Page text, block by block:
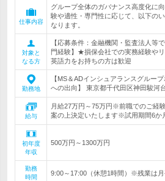
仕事内容
グループ全体のガバナンス高度化に
験や適性・専門性に応じて、以下の
なります。
対象と
なる方
【応募条件：金融機関・監査法人等
門経験】★損保会社での実務経験やリ
英語力をお持ちの方は歓迎
勤務地
【MS＆ADインシュアランスグルー
への出向】 東京都千代田区神田駿河
給与
月給27万円～75万円※前職でのご経
案の上決定いたします※試用期間6か
初年度
年収
500万円～1300万円
勤務
時間
9:00～17:00（休憩1時間）※残業は